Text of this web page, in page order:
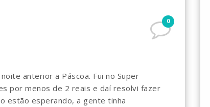
0
anterior a Páscoa. Fui no Super
por menos de 2 reais e daí resolvi fazer
estão esperando, a gente tinha